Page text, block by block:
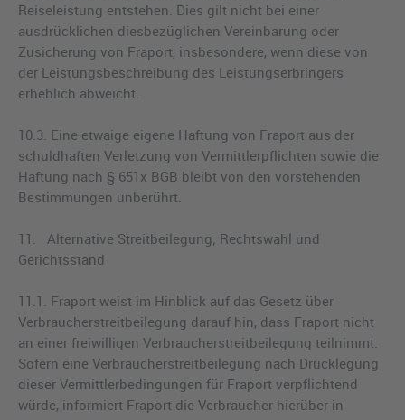
Reiseleistung entstehen. Dies gilt nicht bei einer
ausdrücklichen diesbezüglichen Vereinbarung oder
Zusicherung von Fraport, insbesondere, wenn diese von
der Leistungsbeschreibung des Leistungserbringers
erheblich abweicht.
10.3. Eine etwaige eigene Haftung von Fraport aus der
schuldhaften Verletzung von Vermittlerpflichten sowie die
Haftung nach § 651x BGB bleibt von den vorstehenden
Bestimmungen unberührt.
11. Alternative Streitbeilegung; Rechtswahl und
Gerichtsstand
11.1. Fraport weist im Hinblick auf das Gesetz über
Verbraucherstreitbeilegung darauf hin, dass Fraport nicht
an einer freiwilligen Verbraucherstreitbeilegung teilnimmt.
Sofern eine Verbraucherstreitbeilegung nach Drucklegung
dieser Vermittlerbedingungen für Fraport verpflichtend
würde, informiert Fraport die Verbraucher hierüber in